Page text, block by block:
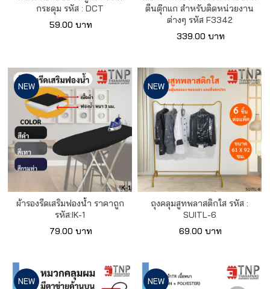
กระดุม รหัส : DCT
59.00 บาท
ตีนตุ๊กแก สำหรับติดหน่วยงาน
ต่างๆ รหัส F3342
339.00 บาท
NEW
ผ้ารองรีดเสริมฟองน้ำ ราคาถูก
รหัส:IK-1
79.00 บาท
NEW
ถุงคลุมสูทพลาสติกใส รหัส :
SUITL-6
69.00 บาท
NEW NEW